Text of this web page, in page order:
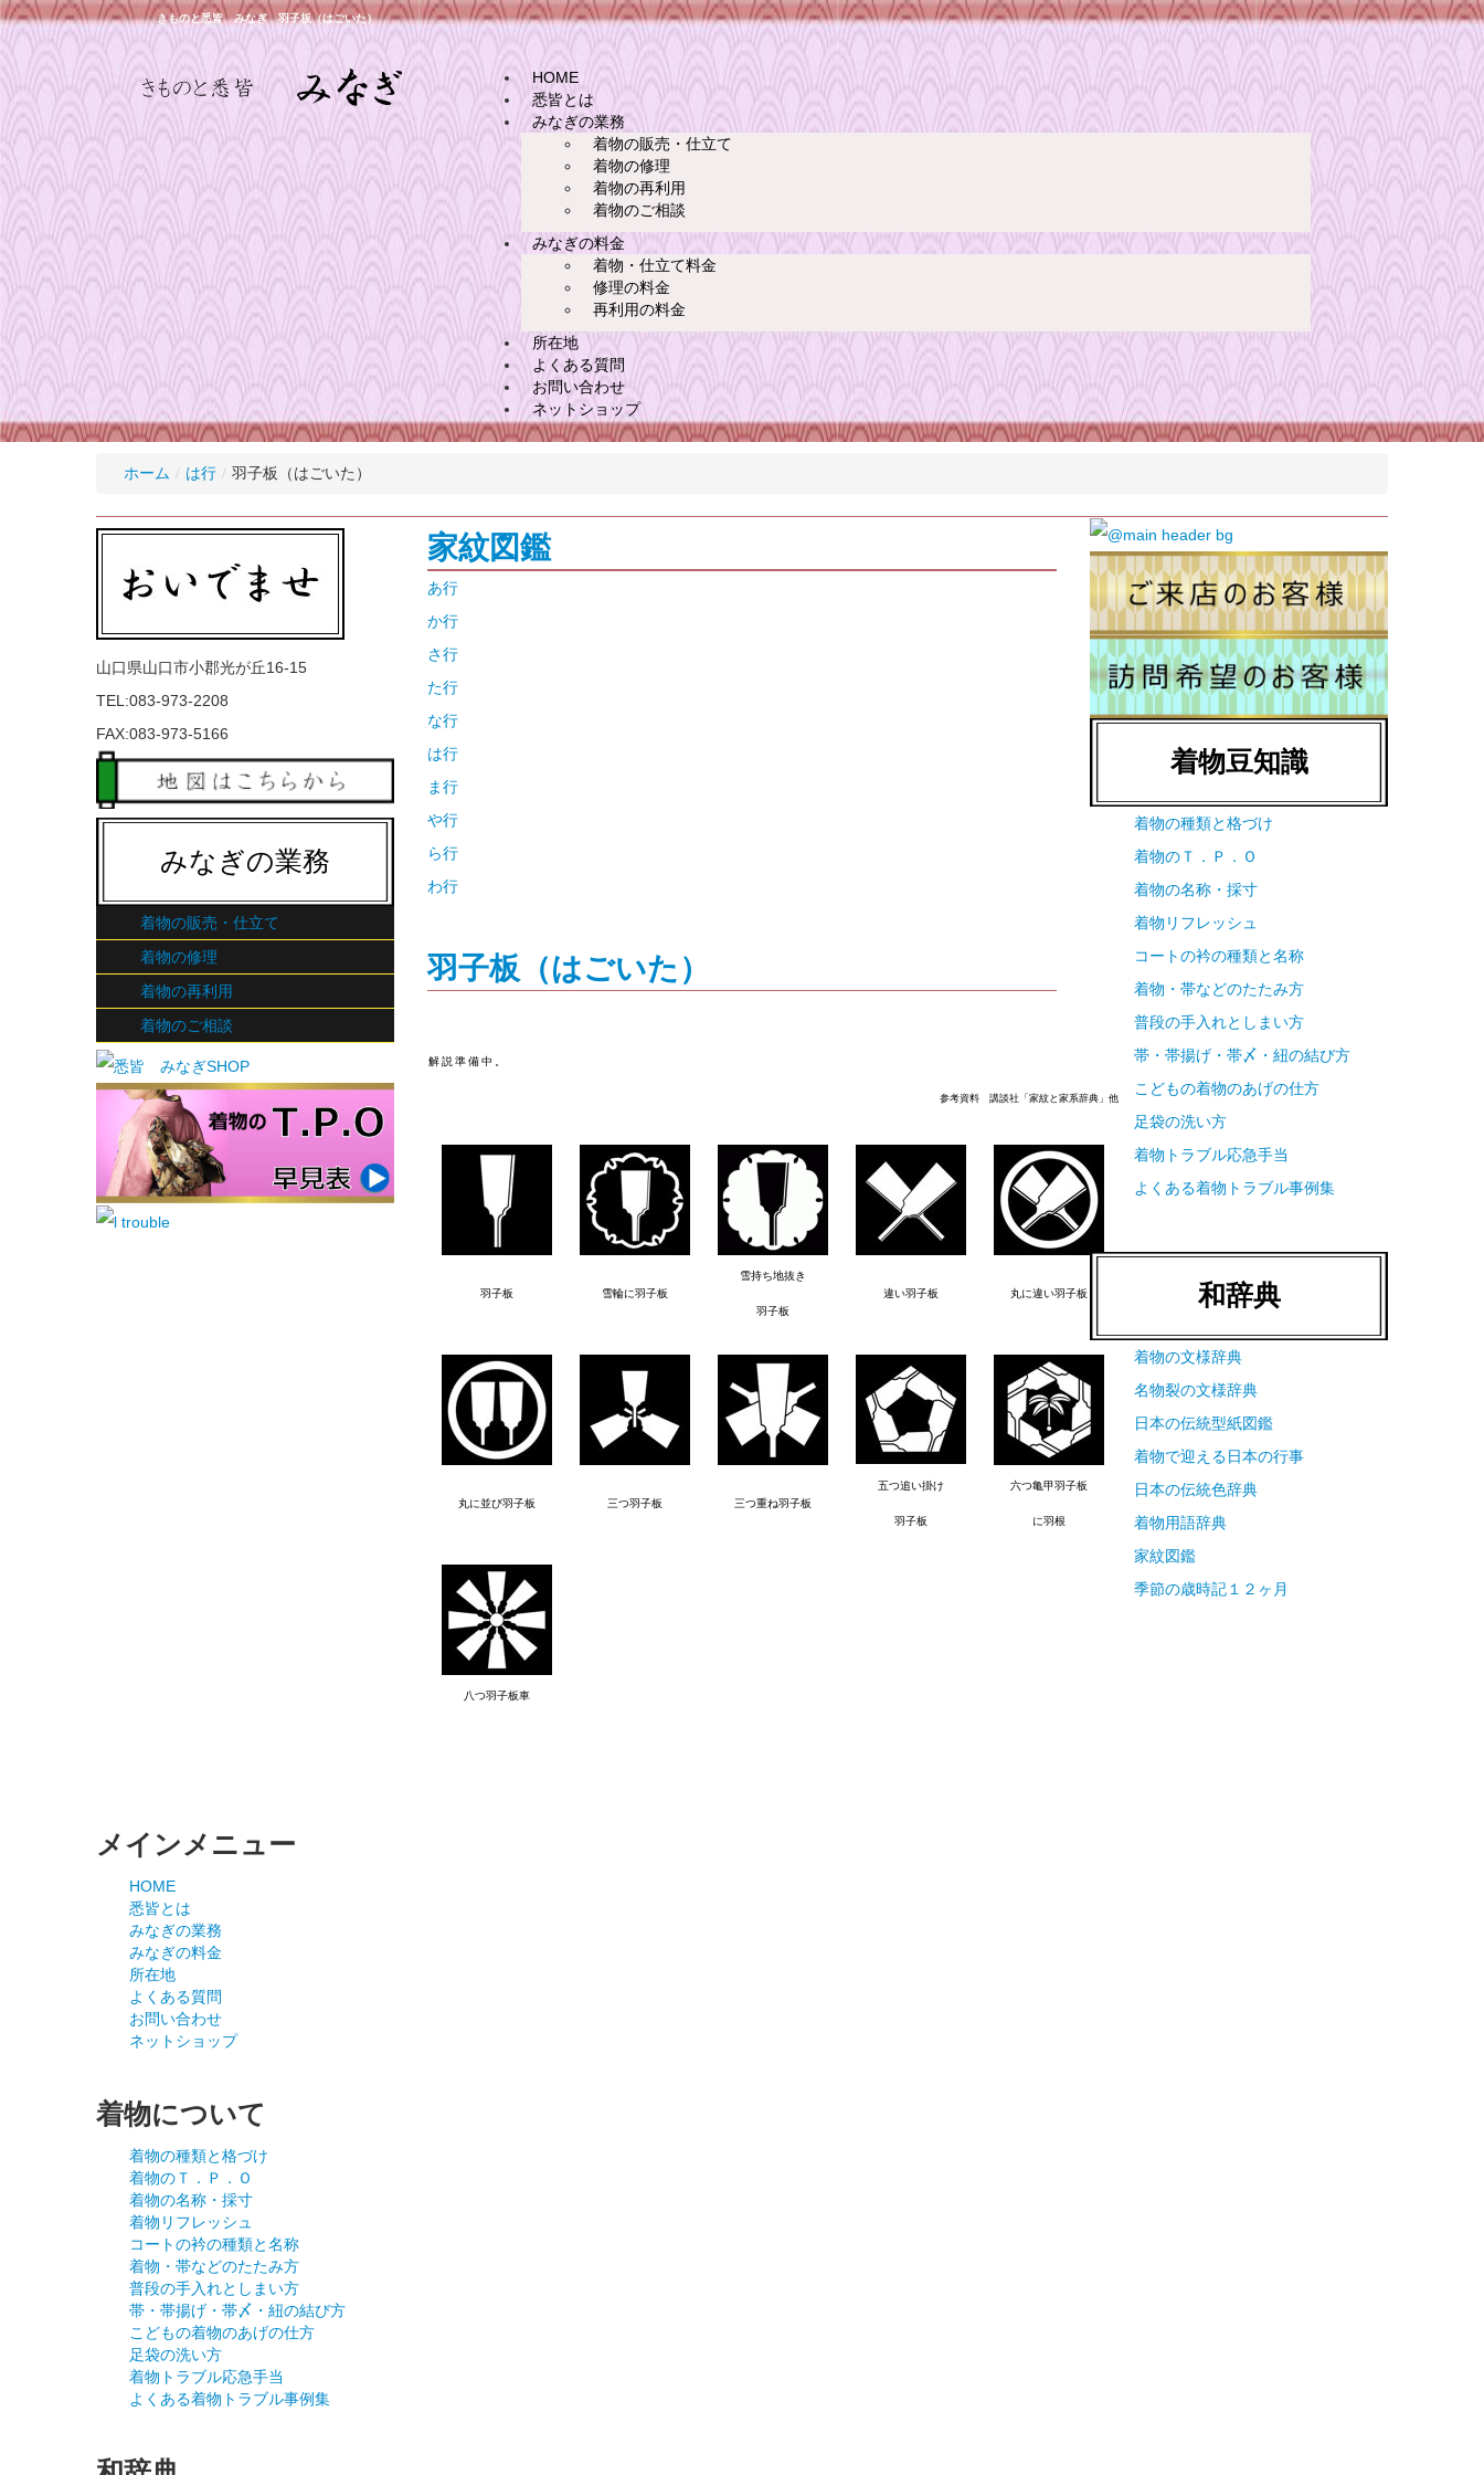
きものと悉皆 みなぎ 羽子板（はごいた）
HOME
悉皆とは
みなぎの業務
着物の販売・仕立て
着物の修理
着物の再利用
着物のご相談
みなぎの料金
着物・仕立て料金
修理の料金
再利用の料金
所在地
よくある質問
お問い合わせ
ネットショップ
ホーム / は行 / 羽子板（はごいた）
山口県山口市小郡光が丘16-15
TEL:083-973-2208
FAX:083-973-5166
みなぎの業務
着物の販売・仕立て
着物の修理
着物の再利用
着物のご相談
家紋図鑑
あ行
か行
さ行
た行
な行
は行
ま行
や行
ら行
わ行
羽子板（はごいた）
解説準備中。
参考資料 講談社「家紋と家系辞典」他
羽子板 雪輪に羽子板
雪持ち地抜き
羽子板
違い羽子板 丸に違い羽子板
丸に並び羽子板 三つ羽子板 三つ重ね羽子板
五つ追い掛け
羽子板
六つ亀甲羽子板
に羽根
八つ羽子板車
着物豆知識
着物の種類と格づけ
着物のＴ．Ｐ．Ｏ
着物の名称・採寸
着物リフレッシュ
コートの衿の種類と名称
着物・帯などのたたみ方
普段の手入れとしまい方
帯・帯揚げ・帯〆・紐の結び方
こどもの着物のあげの仕方
足袋の洗い方
着物トラブル応急手当
よくある着物トラブル事例集
和辞典
着物の文様辞典
名物裂の文様辞典
日本の伝統型紙図鑑
着物で迎える日本の行事
日本の伝統色辞典
着物用語辞典
家紋図鑑
季節の歳時記１２ヶ月
メインメニュー
HOME
悉皆とは
みなぎの業務
みなぎの料金
所在地
よくある質問
お問い合わせ
ネットショップ
着物について
着物の種類と格づけ
着物のＴ．Ｐ．Ｏ
着物の名称・採寸
着物リフレッシュ
コートの衿の種類と名称
着物・帯などのたたみ方
普段の手入れとしまい方
帯・帯揚げ・帯〆・紐の結び方
こどもの着物のあげの仕方
足袋の洗い方
着物トラブル応急手当
よくある着物トラブル事例集